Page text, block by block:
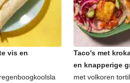
vis en
Taco's met
en knapperige
met volkoren